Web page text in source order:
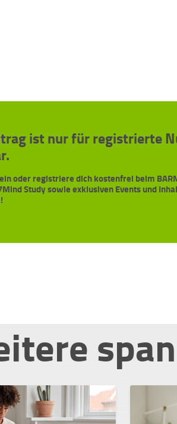
ist nur für registrierte
oder registriere dich kostenfrei beim
Study sowie exklusiven Events und